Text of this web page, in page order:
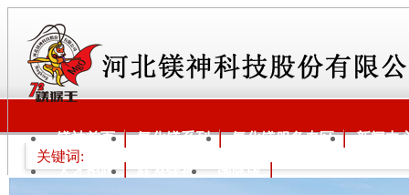
镁神首页 氧化镁系列 氧化镁服务专区 新闻中
人才招聘 联系镁神 国际版
关键词: